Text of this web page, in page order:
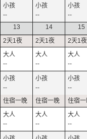
-- -- --
13
--
--
--
14
--
--
--
15
--
--
--